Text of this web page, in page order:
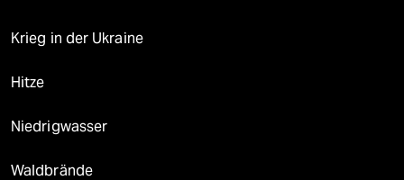
Krieg in der Ukraine
Hitze
Niedrigwasser
Waldbrände